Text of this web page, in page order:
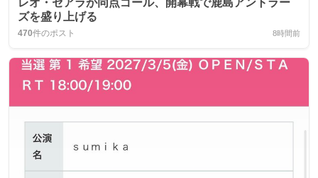
レオ・セアラが同点ゴール、開幕戦で鹿島アントラー
ズを盛り上げる
470件のポスト 8時間前